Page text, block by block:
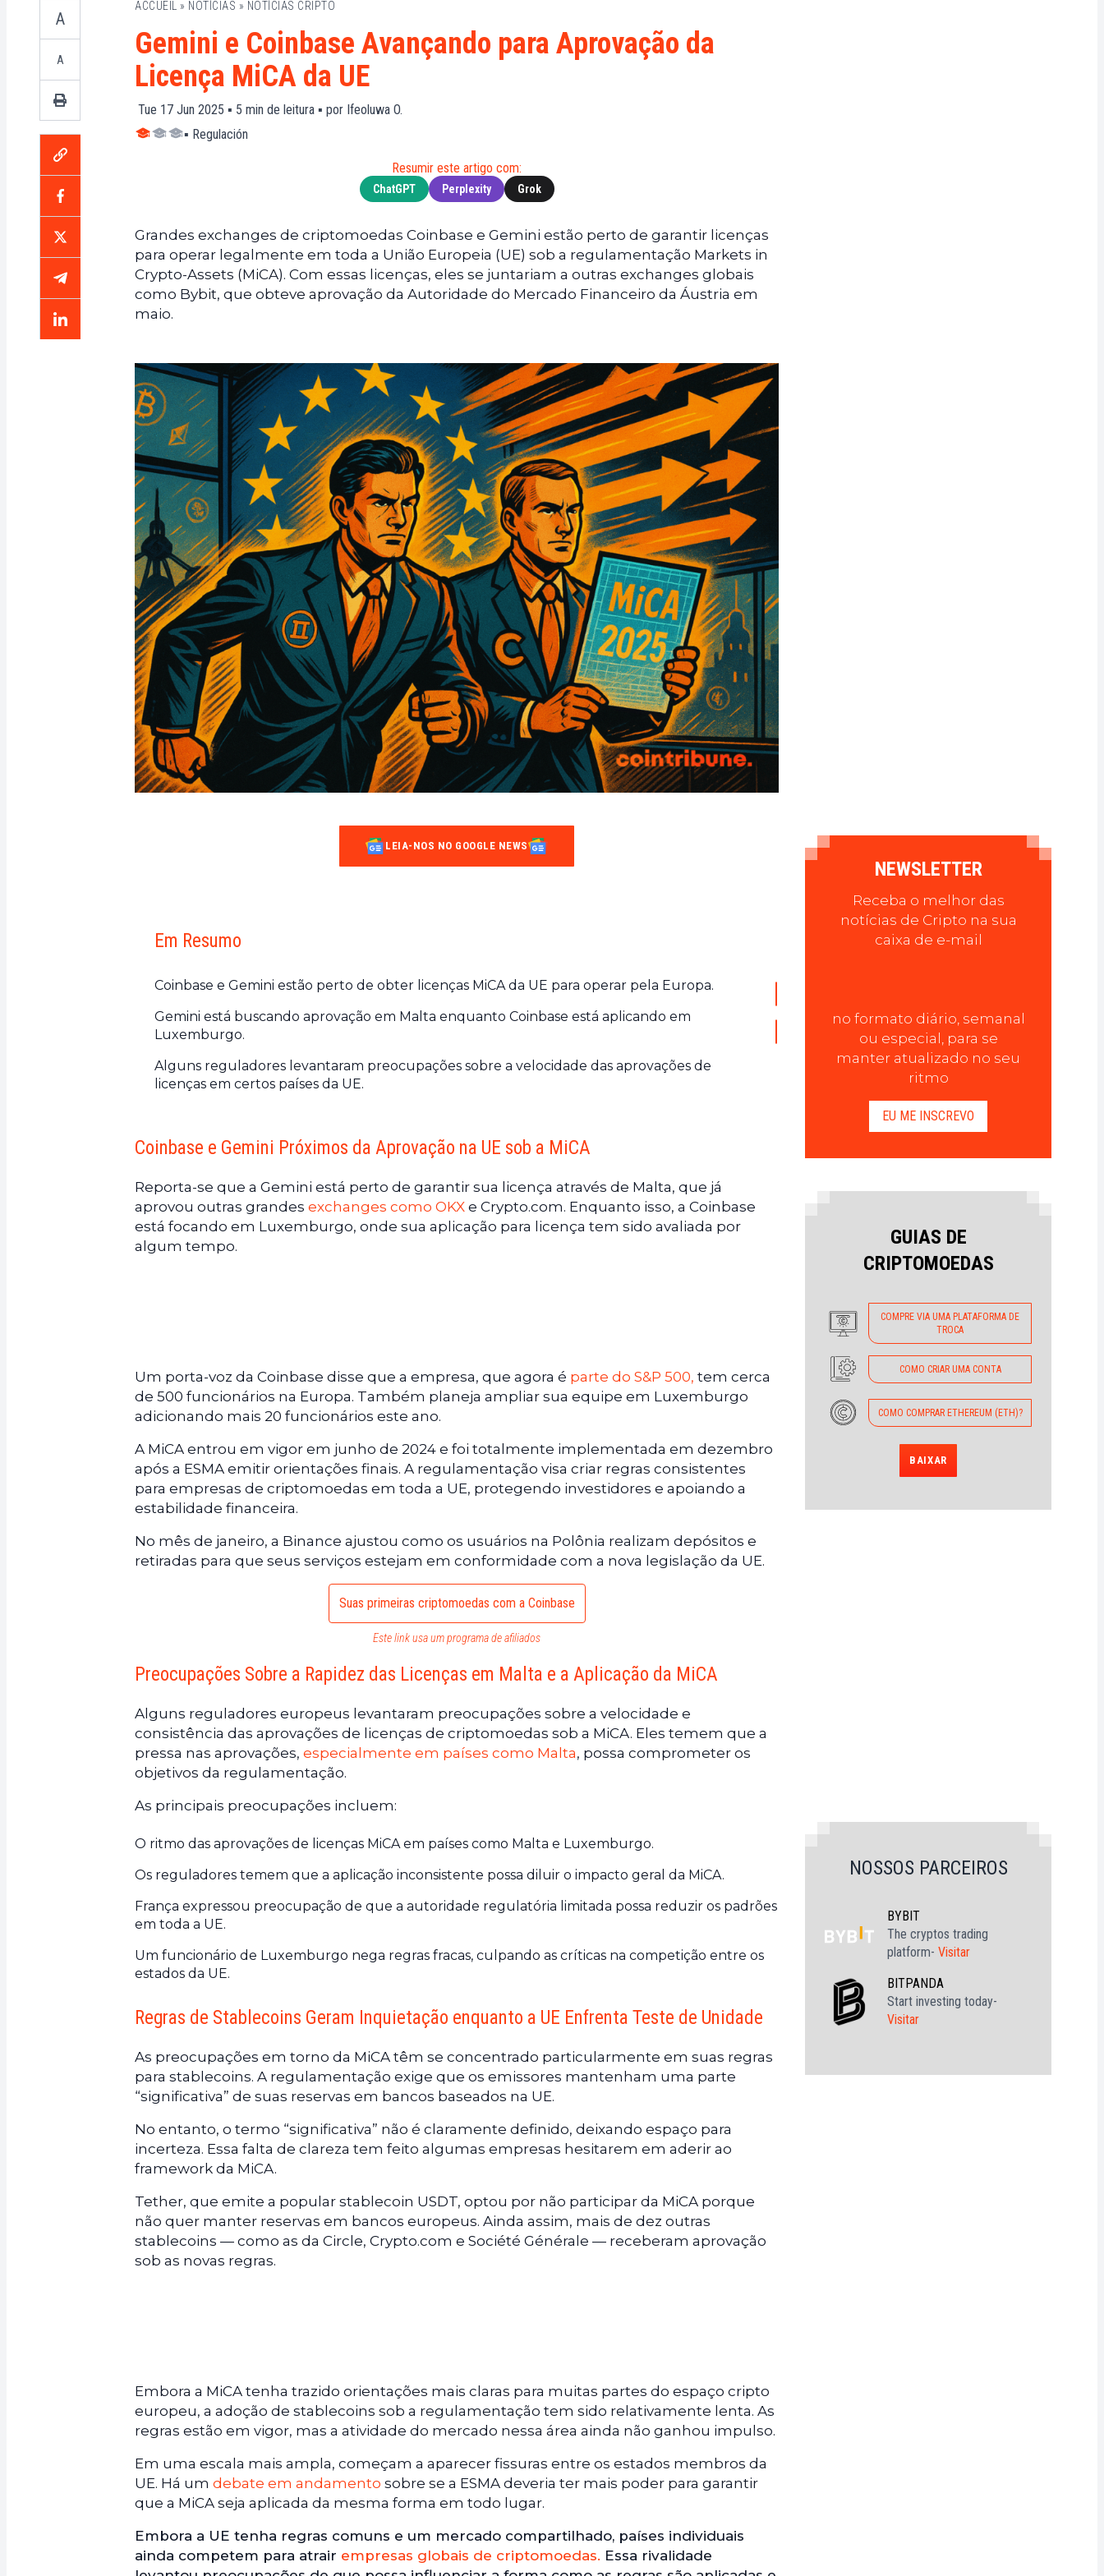
Notícias
Web3
XRP
(XRP)
A
A
ACCUEIL » NOTÍCIAS » NOTÍCIAS CRIPTO
Gemini e Coinbase Avançando para Aprovação da
Licença MiCA da UE
Tue 17 Jun 2025 ▪ 5 min de leitura ▪ por Ifeoluwa O.
▪ Regulación
Resumir este artigo com:
ChatGPT Perplexity Grok
Grandes exchanges de criptomoedas Coinbase e Gemini estão perto de garantir licenças
para operar legalmente em toda a União Europeia (UE) sob a regulamentação Markets in
Crypto-Assets (MiCA). Com essas licenças, eles se juntariam a outras exchanges globais
como Bybit, que obteve aprovação da Autoridade do Mercado Financeiro da Áustria em
maio.
LEIA-NOS NO GOOGLE NEWS
Em Resumo
Coinbase e Gemini estão perto de obter licenças MiCA da UE para operar pela Europa.
Gemini está buscando aprovação em Malta enquanto Coinbase está aplicando em
Luxemburgo.
Alguns reguladores levantaram preocupações sobre a velocidade das aprovações de
licenças em certos países da UE.
Coinbase e Gemini Próximos da Aprovação na UE sob a MiCA
Reporta-se que a Gemini está perto de garantir sua licença através de Malta, que já
aprovou outras grandes exchanges como OKX e Crypto.com. Enquanto isso, a Coinbase
está focando em Luxemburgo, onde sua aplicação para licença tem sido avaliada por
algum tempo.
Um porta-voz da Coinbase disse que a empresa, que agora é parte do S&P 500, tem cerca
de 500 funcionários na Europa. Também planeja ampliar sua equipe em Luxemburgo
adicionando mais 20 funcionários este ano.
A MiCA entrou em vigor em junho de 2024 e foi totalmente implementada em dezembro
após a ESMA emitir orientações finais. A regulamentação visa criar regras consistentes
para empresas de criptomoedas em toda a UE, protegendo investidores e apoiando a
estabilidade financeira.
No mês de janeiro, a Binance ajustou como os usuários na Polônia realizam depósitos e
retiradas para que seus serviços estejam em conformidade com a nova legislação da UE.
Suas primeiras criptomoedas com a Coinbase
Este link usa um programa de afiliados
Preocupações Sobre a Rapidez das Licenças em Malta e a Aplicação da MiCA
Alguns reguladores europeus levantaram preocupações sobre a velocidade e
consistência das aprovações de licenças de criptomoedas sob a MiCA. Eles temem que a
pressa nas aprovações, especialmente em países como Malta, possa comprometer os
objetivos da regulamentação.
As principais preocupações incluem:
O ritmo das aprovações de licenças MiCA em países como Malta e Luxemburgo.
Os reguladores temem que a aplicação inconsistente possa diluir o impacto geral da MiCA.
França expressou preocupação de que a autoridade regulatória limitada possa reduzir os padrões
em toda a UE.
Um funcionário de Luxemburgo nega regras fracas, culpando as críticas na competição entre os
estados da UE.
Regras de Stablecoins Geram Inquietação enquanto a UE Enfrenta Teste de Unidade
As preocupações em torno da MiCA têm se concentrado particularmente em suas regras
para stablecoins. A regulamentação exige que os emissores mantenham uma parte
“significativa” de suas reservas em bancos baseados na UE.
No entanto, o termo “significativa” não é claramente definido, deixando espaço para
incerteza. Essa falta de clareza tem feito algumas empresas hesitarem em aderir ao
framework da MiCA.
Tether, que emite a popular stablecoin USDT, optou por não participar da MiCA porque
não quer manter reservas em bancos europeus. Ainda assim, mais de dez outras
stablecoins — como as da Circle, Crypto.com e Société Générale — receberam aprovação
sob as novas regras.
Embora a MiCA tenha trazido orientações mais claras para muitas partes do espaço cripto
europeu, a adoção de stablecoins sob a regulamentação tem sido relativamente lenta. As
regras estão em vigor, mas a atividade do mercado nessa área ainda não ganhou impulso.
Em uma escala mais ampla, começam a aparecer fissuras entre os estados membros da
UE. Há um debate em andamento sobre se a ESMA deveria ter mais poder para garantir
que a MiCA seja aplicada da mesma forma em todo lugar.
Embora a UE tenha regras comuns e um mercado compartilhado, países individuais
ainda competem para atrair empresas globais de criptomoedas. Essa rivalidade
NEWSLETTER
Receba o melhor das
notícias de Cripto na sua
caixa de e-mail
no formato diário, semanal
ou especial, para se
manter atualizado no seu
ritmo
EU ME INSCREVO
GUIAS DE
CRIPTOMOEDAS
COMPRE VIA UMA PLATAFORMA DE
TROCA
COMO CRIAR UMA CONTA
COMO COMPRAR ETHEREUM (ETH)?
BAIXAR
NOSSOS PARCEIROS
BYBIT
The cryptos trading
platform- Visitar
BITPANDA
Start investing today-
Visitar